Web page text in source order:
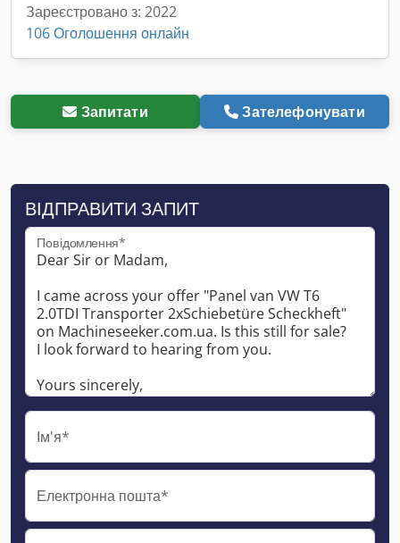
Зареєстровано з: 2022
106 Оголошення онлайн
Запитати Зателефонувати
ВІДПРАВИТИ ЗАПИТ
Повідомлення*
Ім'я*
Електронна пошта*